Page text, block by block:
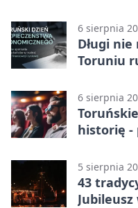
6 sierpnia
Długi
Toruniu
6 sierpnia
historię -
5 sierpnia
43